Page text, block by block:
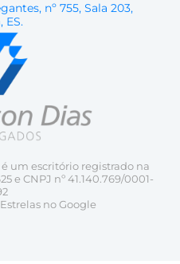
nº 755, Sala 203,
ES.
é um escritório registrado na
e CNPJ nº 41.140.769/0001-
no Google